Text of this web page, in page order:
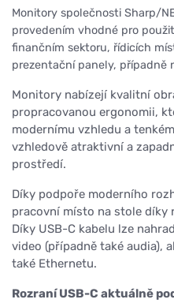
Monitory společnosti Sharp/
provedením vhodné pro
finančním sektoru, řídicích
prezentační panely, případně
Monitory nabízejí kvalitní
propracovanou ergonomii,
modernímu vzhledu a
vzhledově atraktivní a
prostředí.
Díky podpoře moderního
pracovní místo na stole díky
Díky USB-C kabelu lze
video (případně také audia),
také Ethernetu.
Rozraní USB-C aktuálně